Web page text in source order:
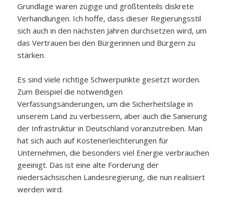
Grundlage waren zügige und größtenteils diskrete
Verhandlungen. Ich hoffe, dass dieser Regierungsstil
sich auch in den nächsten Jahren durchsetzen wird, um
das Vertrauen bei den Bürgerinnen und Bürgern zu
stärken.
Es sind viele richtige Schwerpunkte gesetzt worden.
Zum Beispiel die notwendigen
Verfassungsänderungen, um die Sicherheitslage in
unserem Land zu verbessern, aber auch die Sanierung
der Infrastruktur in Deutschland voranzutreiben. Man
hat sich auch auf Kostenerleichterungen für
Unternehmen, die besonders viel Energie verbrauchen
geeinigt. Das ist eine alte Forderung der
niedersächsischen Landesregierung, die nun realisiert
werden wird.